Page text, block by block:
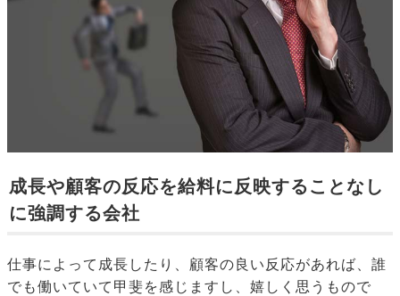
成長や顧客の反応を給料に反映することなし
に強調する会社
仕事によって成長したり、顧客の良い反応があれば、誰
でも働いていて甲斐を感じますし、嬉しく思うもので